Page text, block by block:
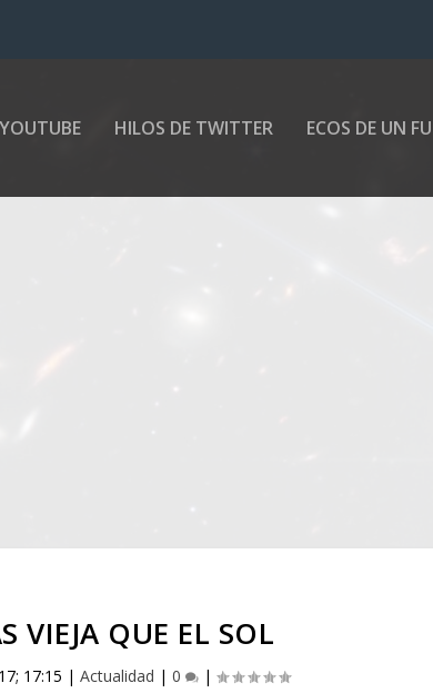
YOUTUBE HILOS DE TWITTER ECOS DE UN
VIEJA QUE EL SOL
17:15 |Actualidad |0 |